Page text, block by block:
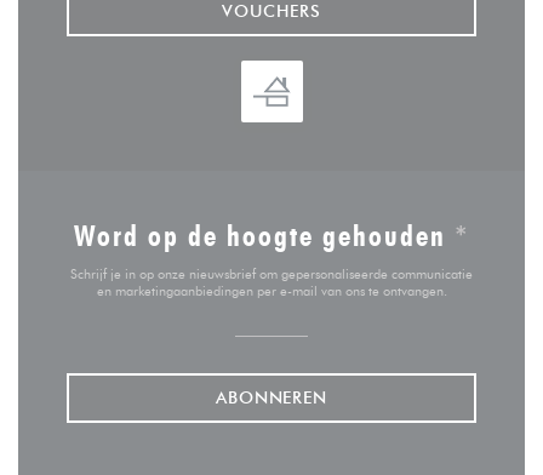
VOUCHERS
Word op de hoogte gehouden *
Schrijf je in op onze nieuwsbrief om gepersonaliseerde communicatie
en marketingaanbiedingen per e-mail van ons te ontvangen.
ABONNEREN